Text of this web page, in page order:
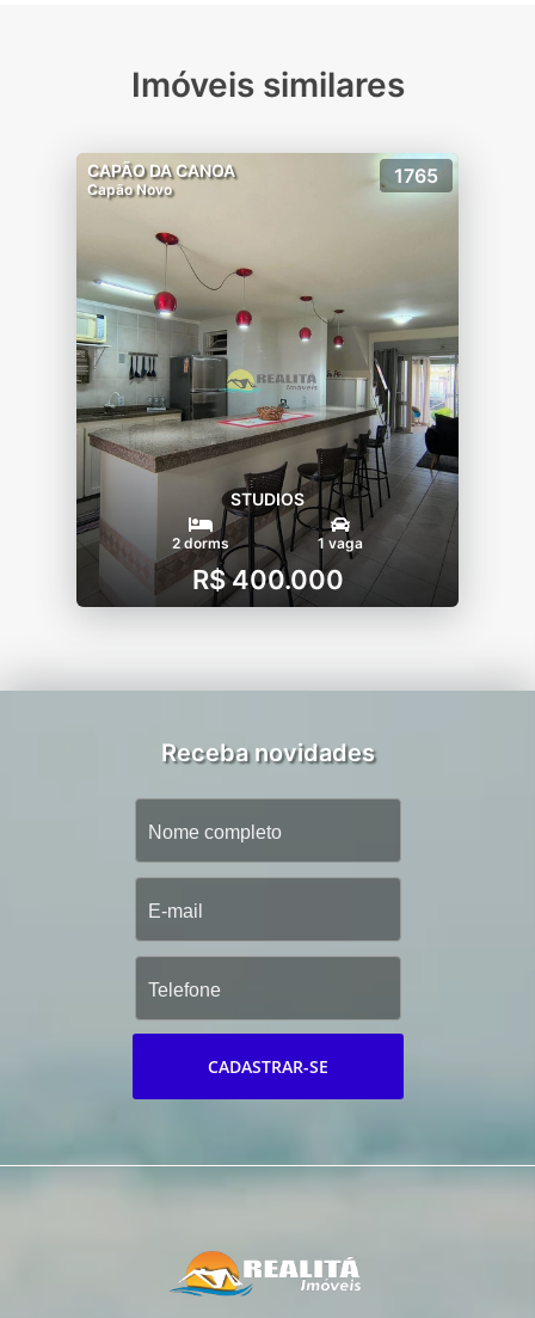
Imóveis similares
CAPÃO DA CANOA
Capão Novo
1765
STUDIOS
2 dorms 1 vaga
R$ 400.000
Receba novidades
CADASTRAR-SE